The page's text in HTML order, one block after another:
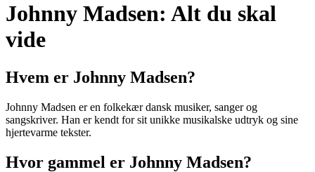
Johnny Madsen: Alt du skal
vide
Hvem er Johnny Madsen?
Johnny Madsen er en folkekær dansk musiker, sanger og
sangskriver. Han er kendt for sit unikke musikalske udtryk og sine
hjertevarme tekster.
Hvor gammel er Johnny Madsen?